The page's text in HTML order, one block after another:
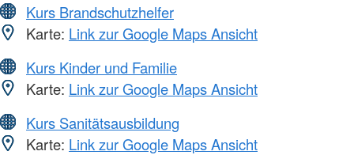
Kurs Brandschutzhelfer
Karte: Link zur Google Maps Ansicht
Kurs Kinder und Familie
Karte: Link zur Google Maps Ansicht
Kurs Sanitätsausbildung
Karte: Link zur Google Maps Ansicht